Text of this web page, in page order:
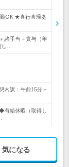
OK ★直行直帰あ
諸手当＋賞与（年
…
内訳：午前15分＋
給休暇（取得し
気になる